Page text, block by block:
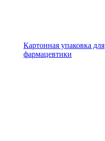
Картонная упаковка для
фармацевтики